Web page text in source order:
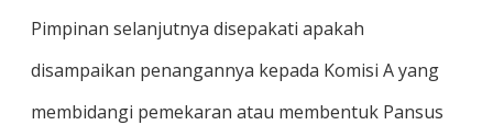
Pimpinan selanjutnya disepakati apakah
disampaikan penangannya kepada Komisi A yang
membidangi pemekaran atau membentuk Pansus